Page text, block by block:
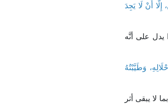
أَنْ لَا يَجِدَ
[وهذا يدل على أنَّه
وَطَيَّبْتُهُ
لا يبقى أثر